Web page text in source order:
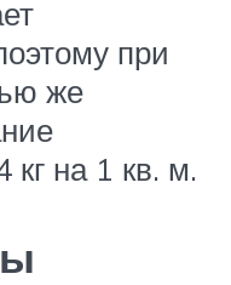
при
же
на 1 кв. м.